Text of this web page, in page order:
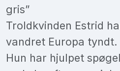
gris”
Troldkvinden Estrid
vandret Europa tyndt.
Hun har hjulpet